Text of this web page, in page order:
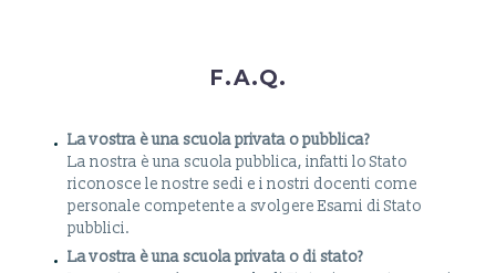
F.A.Q.
La vostra è una scuola privata o pubblica?
La nostra è una scuola pubblica, infatti lo Stato
riconosce le nostre sedi e i nostri docenti come
personale competente a svolgere Esami di Stato
pubblici.
La vostra è una scuola privata o di stato?